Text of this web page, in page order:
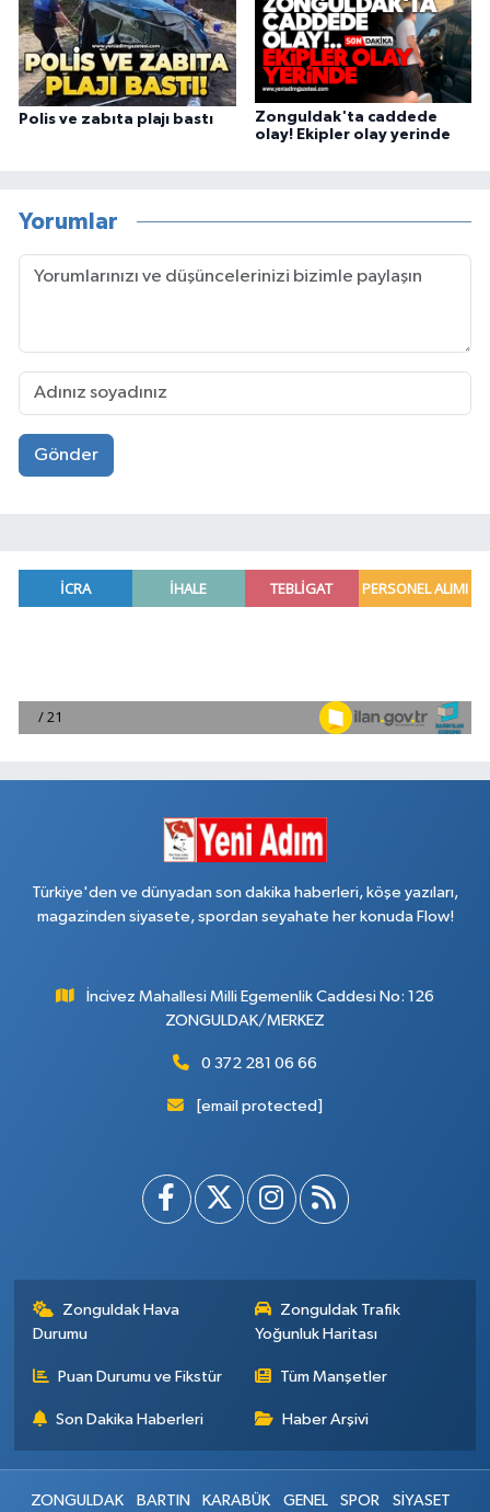
Polis ve zabıta plajı bastı
Zonguldak'ta caddede
olay! Ekipler olay yerinde
Yorumlar
Gönder
Türkiye'den ve dünyadan son dakika haberleri, köşe yazıları,
magazinden siyasete, spordan seyahate her konuda Flow!
İncivez Mahallesi Milli Egemenlik Caddesi No: 126
ZONGULDAK/MERKEZ
0 372 281 06 66
[email protected]
Zonguldak Hava
Durumu
Zonguldak Trafik
Yoğunluk Haritası
Puan Durumu ve Fikstür Tüm Manşetler
Son Dakika Haberleri Haber Arşivi
ZONGULDAK BARTIN KARABÜK GENEL SPOR SİYASET